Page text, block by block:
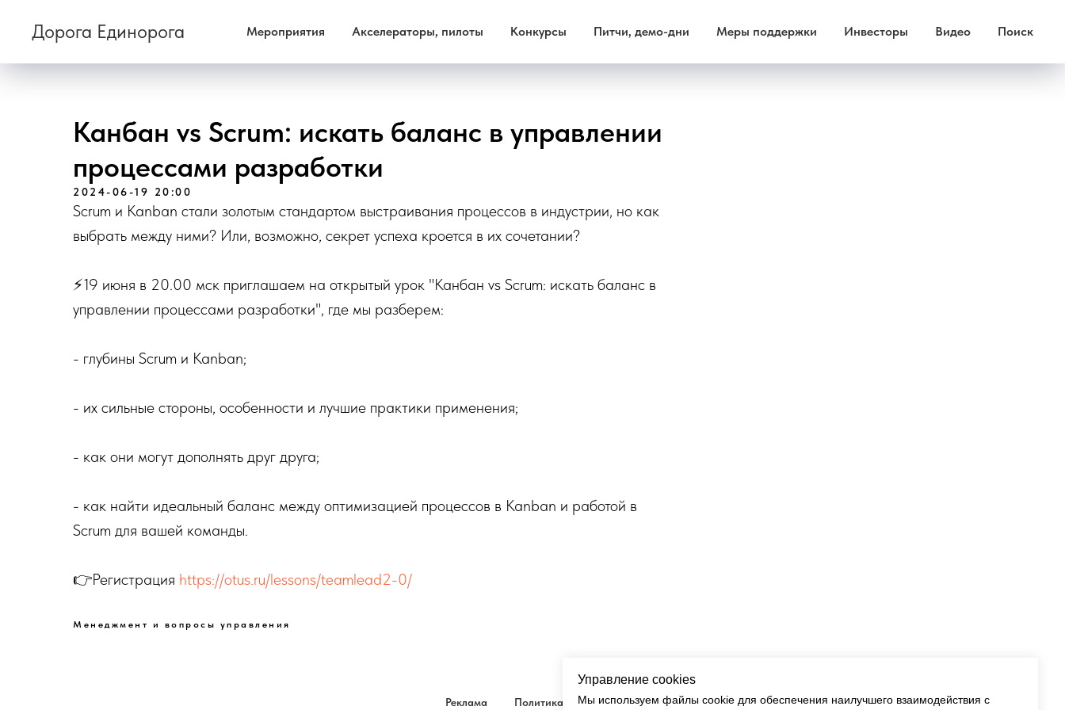
Дорога Единорога Мероприятия Акселераторы, пилоты Конкурсы Питчи, демо-дни Меры поддержки Инвесторы Видео Поиск
Канбан vs Scrum: искать баланс в управлении
процессами разработки
2024-06-19 20:00
Scrum и Kanban стали золотым стандартом выстраивания процессов в индустрии, но как
выбрать между ними? Или, возможно, секрет успеха кроется в их сочетании?
⚡️19 июня в 20.00 мск приглашаем на открытый урок "Канбан vs Scrum: искать баланс в
управлении процессами разработки", где мы разберем:
- глубины Scrum и Kanban;
- их сильные стороны, особенности и лучшие практики применения;
- как они могут дополнять друг друга;
- как найти идеальный баланс между оптимизацией процессов в Kanban и работой в
Scrum для вашей команды.
👉Регистрация https://otus.ru/lessons/teamlead2-0/
Менеджмент и вопросы управления
Управление cookies
Мы используем файлы cookie для обеспечения наилучшего взаимодействия с
Реклама Политика Кукки